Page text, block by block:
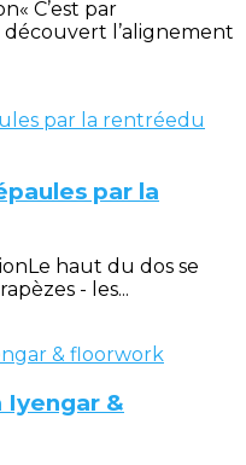
C’est par
découvert l’alignement
par la
haut du dos se
- les...
Iyengar &